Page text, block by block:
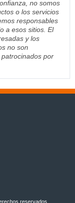
no somos
o los servicios
responsables
a esos sitios. El
y los
no son
por
reservados.